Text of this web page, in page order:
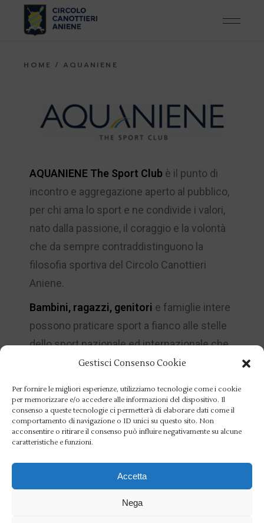
Gestisci Consenso Cookie
Per fornire le migliori esperienze, utilizziamo tecnologie come i cookie
per memorizzare e/o accedere alle informazioni del dispositivo. Il
consenso a queste tecnologie ci permetterà di elaborare dati come il
comportamento di navigazione o ID unici su questo sito. Non
acconsentire o ritirare il consenso può influire negativamente su alcune
caratteristiche e funzioni.
Accetta
Nega
HOME AQUANIENE
AQUANIENE The Sport Club è il punto di
incontro e aggregazione aperto al pubblico,
per chi ama lo sport e ne condivide i valori,
nato dalla passione, il coraggio e la volontà
che da sempre contraddistinguono la
filosofia sportiva del Circolo Canottieri
Aniene.
Bambini, ragazzi, genitori e famiglie intere
possono praticare sport a fianco alle stelle
dello sport nazionale ed internazionale che
hanno sceltoAquanienecome seconda
rilassato e professionale.
Scarica la brochure
Vai al sito